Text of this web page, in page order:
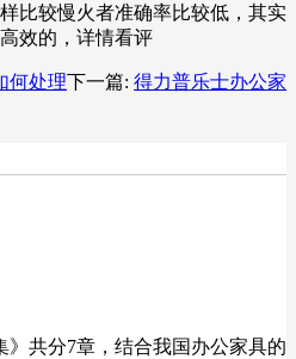
比较慢火者准确率比较低，其实
效的，详情看评
何处理下一篇: 得力普乐士办公家
》共分7章，结合我国办公家具的